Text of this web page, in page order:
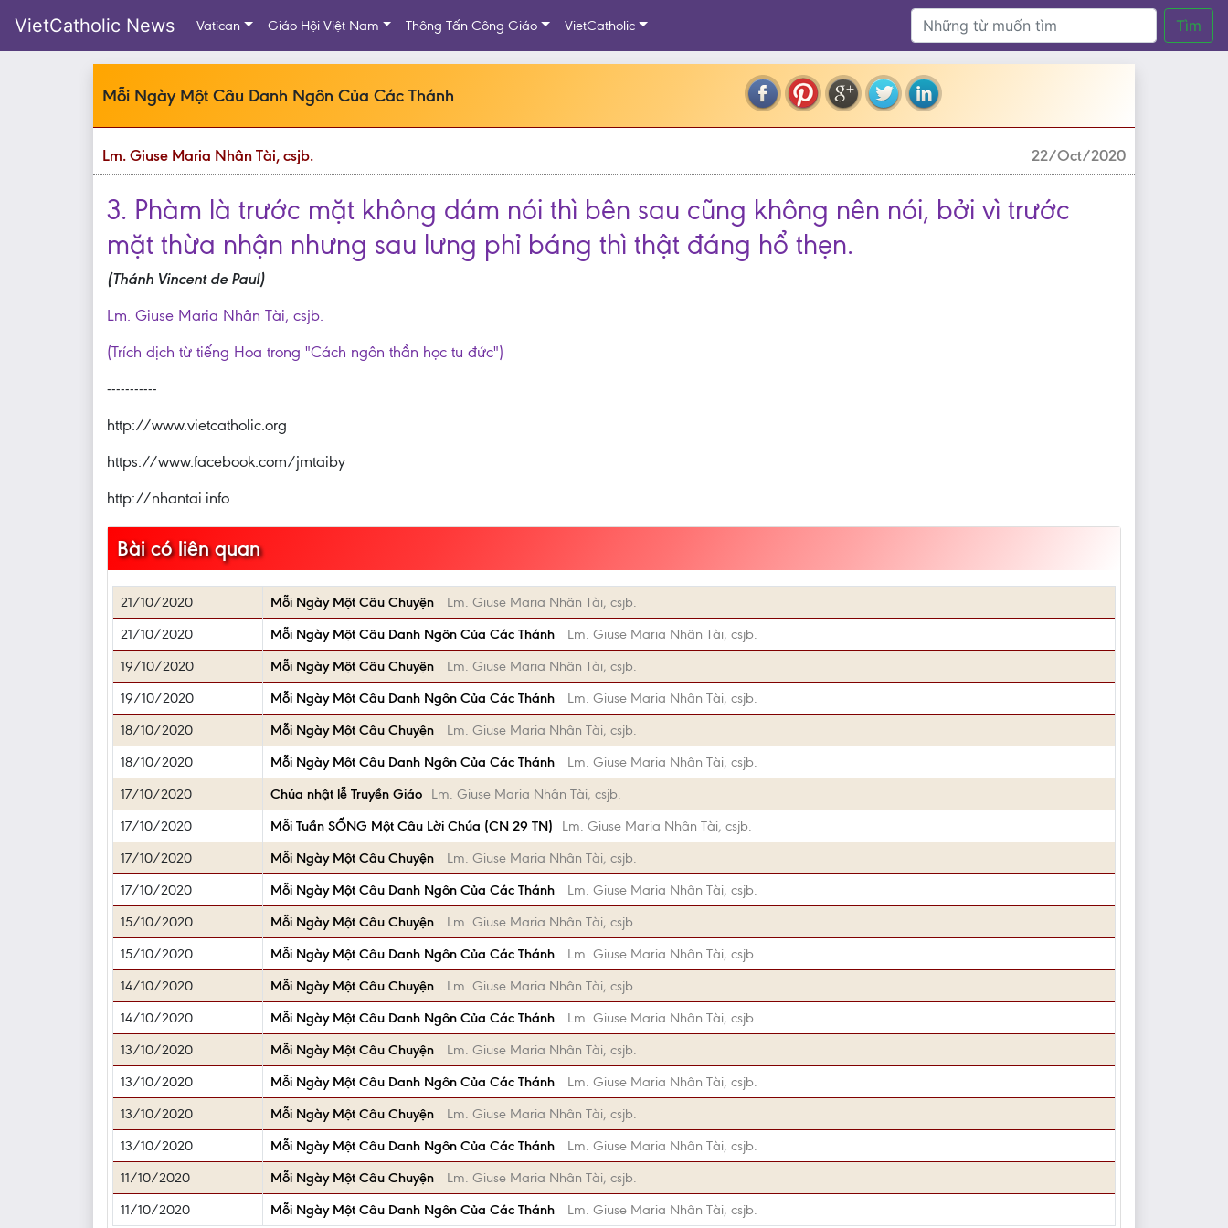
VietCatholic News Vatican Giáo Hội Việt Nam Thông Tấn Công Giáo VietCatholic Tìm
Mỗi Ngày Một Câu Danh Ngôn Của Các Thánh
Lm. Giuse Maria Nhân Tài, csjb. 22/Oct/2020
3. Phàm là trước mặt không dám nói thì bên sau cũng không nên nói, bởi vì trước
mặt thừa nhận nhưng sau lưng phỉ báng thì thật đáng hổ thẹn.
(Thánh Vincent de Paul)
Lm. Giuse Maria Nhân Tài, csjb.
(Trích dịch từ tiếng Hoa trong "Cách ngôn thần học tu đức")
-----------
http://www.vietcatholic.org
https://www.facebook.com/jmtaiby
http://nhantai.info
Bài có liên quan
21/10/2020 Mỗi Ngày Một Câu Chuyện
Lm. Giuse Maria Nhân Tài, csjb.
21/10/2020
Mỗi Ngày Một Câu Danh Ngôn Của Các Thánh
Lm. Giuse Maria Nhân Tài, csjb.
19/10/2020
Mỗi Ngày Một Câu Chuyện
Lm. Giuse Maria Nhân Tài, csjb.
19/10/2020
Mỗi Ngày Một Câu Danh Ngôn Của Các Thánh
Lm. Giuse Maria Nhân Tài, csjb.
18/10/2020
Mỗi Ngày Một Câu Chuyện
Lm. Giuse Maria Nhân Tài, csjb.
18/10/2020
Mỗi Ngày Một Câu Danh Ngôn Của Các Thánh
Lm. Giuse Maria Nhân Tài, csjb.
17/10/2020
Chúa nhật lễ Truyền Giáo
Lm. Giuse Maria Nhân Tài, csjb.
17/10/2020
Mỗi Tuần SỐNG Một Câu Lời Chúa (CN 29 TN)
Lm. Giuse Maria Nhân Tài, csjb.
17/10/2020
Mỗi Ngày Một Câu Chuyện
Lm. Giuse Maria Nhân Tài, csjb.
17/10/2020
Mỗi Ngày Một Câu Danh Ngôn Của Các Thánh
Lm. Giuse Maria Nhân Tài, csjb.
15/10/2020
Mỗi Ngày Một Câu Chuyện
Lm. Giuse Maria Nhân Tài, csjb.
15/10/2020
Mỗi Ngày Một Câu Danh Ngôn Của Các Thánh
Lm. Giuse Maria Nhân Tài, csjb.
14/10/2020
Mỗi Ngày Một Câu Chuyện
Lm. Giuse Maria Nhân Tài, csjb.
14/10/2020
Mỗi Ngày Một Câu Danh Ngôn Của Các Thánh
Lm. Giuse Maria Nhân Tài, csjb.
13/10/2020
Mỗi Ngày Một Câu Chuyện
Lm. Giuse Maria Nhân Tài, csjb.
13/10/2020
Mỗi Ngày Một Câu Danh Ngôn Của Các Thánh
Lm. Giuse Maria Nhân Tài, csjb.
13/10/2020
Mỗi Ngày Một Câu Chuyện
Lm. Giuse Maria Nhân Tài, csjb.
13/10/2020
Mỗi Ngày Một Câu Danh Ngôn Của Các Thánh
Lm. Giuse Maria Nhân Tài, csjb.
11/10/2020
Mỗi Ngày Một Câu Chuyện
Lm. Giuse Maria Nhân Tài, csjb.
11/10/2020
Mỗi Ngày Một Câu Danh Ngôn Của Các Thánh Lm. Giuse Maria Nhân Tài, csjb.